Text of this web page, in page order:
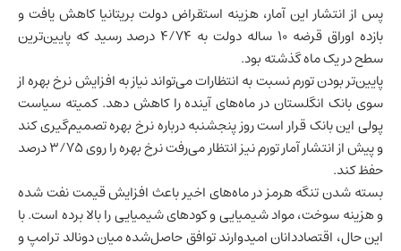
پس از انتشار این آمار، هزینه استقراض دولت بریتانیا کاهش یافت و
بازده اوراق قرضه ۱۰ ساله دولت به ۴/۷۴ درصد رسید که پایین‌ترین
سطح در یک ماه گذشته بود.
پایین‌تر بودن تورم نسبت به انتظارات می‌تواند نیاز به افزایش نرخ بهره از
سوی بانک انگلستان در ماه‌های آینده را کاهش دهد. کمیته سیاست
پولی این بانک قرار است روز پنجشنبه درباره نرخ بهره تصمیم‌گیری کند
و پیش از انتشار آمار تورم نیز انتظار می‌رفت نرخ بهره را روی ۳/۷۵ درصد
حفظ کند.
بسته شدن تنگه هرمز در ماه‌های اخیر باعث افزایش قیمت نفت شده
و هزینه سوخت، مواد شیمیایی و کودهای شیمیایی را بالا برده است. با
این حال، اقتصاددانان امیدوارند توافق حاصل‌شده میان دونالد ترامپ و